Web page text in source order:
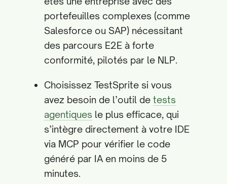
portefeuilles complexes (comme
Salesforce ou SAP) nécessitant
des parcours E2E à forte
conformité, pilotés par le NLP.
Choisissez TestSprite si vous
avez besoin de l’outil de tests
agentiques le plus efficace, qui
s’intègre directement à votre IDE
via MCP pour vérifier le code
généré par IA en moins de 5
minutes.